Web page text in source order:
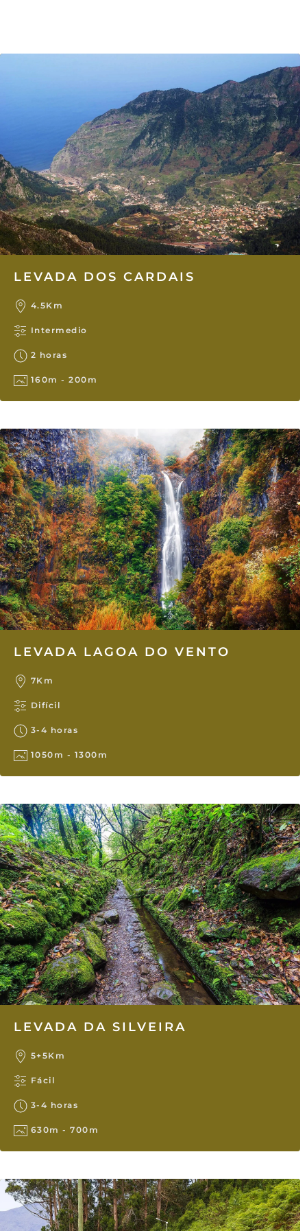
LEVADA DOS CARDAIS
4.5Km
Intermedio
2 horas
160m - 200m
LEVADA LAGOA DO VENTO
7Km
Difícil
3-4 horas
1050m - 1300m
LEVADA DA SILVEIRA
5+5Km
Fácil
3-4 horas
630m - 700m